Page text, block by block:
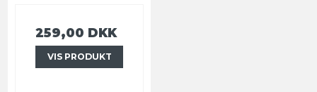
259,00 DKK
VIS PRODUKT